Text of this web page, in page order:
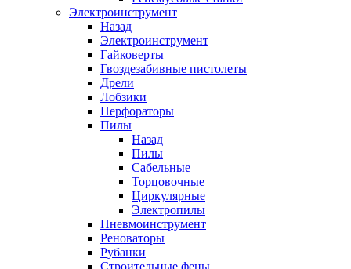
Электроинструмент
Назад
Электроинструмент
Гайковерты
Гвоздезабивные пистолеты
Дрели
Лобзики
Перфораторы
Пилы
Назад
Пилы
Сабельные
Торцовочные
Циркулярные
Электропилы
Пневмоинструмент
Реноваторы
Рубанки
Строительные фены